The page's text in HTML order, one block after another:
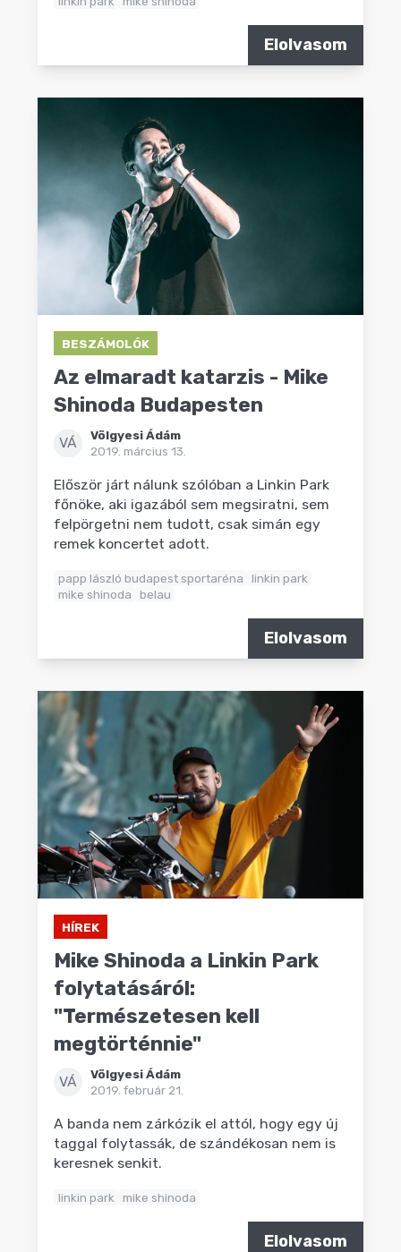
Elolvasom
BESZÁMOLÓK
Az elmaradt katarzis - Mike
Shinoda Budapesten
VÁ
Völgyesi Ádám
2019. március 13.
Először járt nálunk szólóban a Linkin Park
főnöke, aki igazából sem megsiratni, sem
felpörgetni nem tudott, csak simán egy
remek koncertet adott.
papp lászló budapest sportaréna
linkin park
mike shinoda
belau
Elolvasom
HÍREK
Mike Shinoda a Linkin Park
folytatásáról:
"Természetesen kell
megtörténnie"
VÁ
Völgyesi Ádám
2019. február 21.
A banda nem zárkózik el attól, hogy egy új
taggal folytassák, de szándékosan nem is
keresnek senkit.
linkin park mike shinoda
Elolvasom